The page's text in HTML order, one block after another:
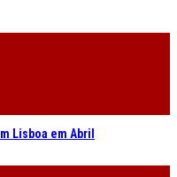
Lisboa em Abril